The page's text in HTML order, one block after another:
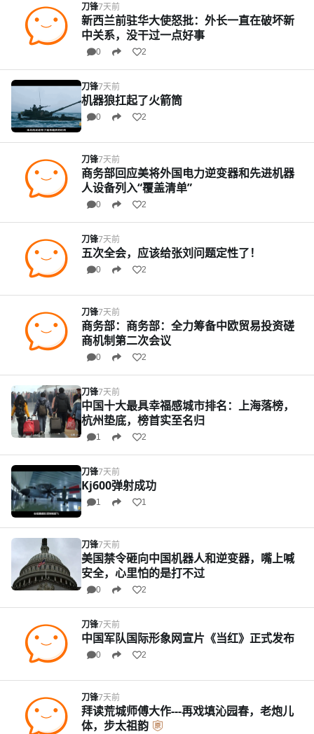
刀锋7天前
新西兰前驻华大使怒批：外长一直在破坏新
中关系，没干过一点好事
0 2
刀锋7天前
机器狼扛起了火箭筒
0 2
刀锋7天前
商务部回应美将外国电力逆变器和先进机器
人设备列入“覆盖清单”
0 2
刀锋7天前
五次全会，应该给张刘问题定性了！
0 2
刀锋7天前
商务部：商务部：全力筹备中欧贸易投资磋
商机制第二次会议
0 2
刀锋7天前
中国十大最具幸福感城市排名：上海落榜，
杭州垫底，榜首实至名归
1 2
刀锋7天前
Kj600弹射成功
1 1
刀锋7天前
美国禁令砸向中国机器人和逆变器，嘴上喊
安全，心里怕的是打不过
0 2
刀锋7天前
中国军队国际形象网宣片《当红》正式发布
0 2
刀锋7天前
拜读荒城师傅大作---再戏填沁园春，老炮儿
体，步太祖韵